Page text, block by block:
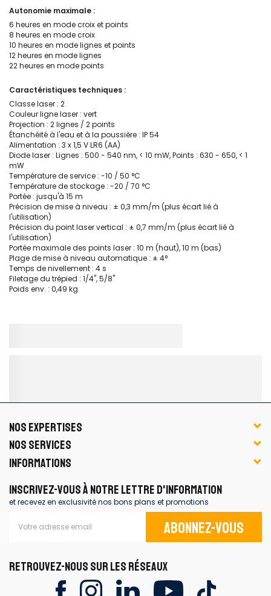
Autonomie maximale :
6 heures en mode croix et points
8 heures en mode croix
10 heures en mode lignes et points
12 heures en mode lignes
22 heures en mode points
Caractéristiques techniques :
Classe laser : 2
Couleur ligne laser : vert
Projection : 2 lignes / 2 points
Étanchéité à l'eau et à la poussière : IP 54
Alimentation : 3 x 1,5 V LR6 (AA)
Diode laser : Lignes : 500 - 540 nm, < 10 mW, Points : 630 - 650, < 1
mW
Température de service : -10 / 50 °C
Température de stockage : -20 / 70 °C
Portée : jusqu'à 15 m
Précision de mise à niveau : ± 0,3 mm/m (plus écart lié à
l'utilisation)
Précision du point laser vertical : ± 0,7 mm/m (plus écart lié à
l'utilisation)
Portée maximale des points laser : 10 m (haut), 10 m (bas)
Plage de mise à niveau automatique : ± 4°
Temps de nivellement : 4 s
Filetage du trépied : 1/4'', 5/8''
Poids env. : 0,49 kg
NOS EXPERTISES
NOS SERVICES
INFORMATIONS
INSCRIVEZ-VOUS À NOTRE LETTRE D'INFORMATION
et recevez en exclusivité nos bons plans et promotions
Abonnez-vous
RETROUVEZ-NOUS SUR LES RÉSEAUX